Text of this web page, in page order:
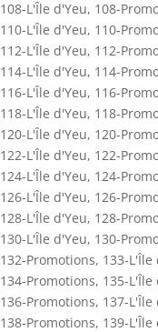
108-L'Île d'Yeu, 108-
110-L'Île d'Yeu, 110-
112-L'Île d'Yeu, 112-
114-L'Île d'Yeu, 114-
116-L'Île d'Yeu, 116-
118-L'Île d'Yeu, 118-
120-L'Île d'Yeu, 120-
122-L'Île d'Yeu, 122-
124-L'Île d'Yeu, 124-
126-L'Île d'Yeu, 126-
128-L'Île d'Yeu, 128-
130-L'Île d'Yeu, 130-
132-Promotions, 133-L'Île
134-Promotions, 135-L'Île
136-Promotions, 137-L'Île
138-Promotions, 139-L'Île